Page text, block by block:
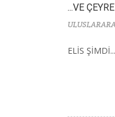
...VE
ELİS